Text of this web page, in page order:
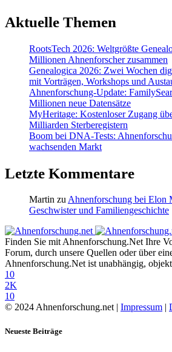
Aktuelle Themen
RootsTech 2026: Weltgrößte
Millionen Ahnenforscher zusammen
Genealogica 2026: Zwei Wochen
mit Vorträgen, Workshops und
Ahnenforschung-Update:
Millionen neue Datensätze
MyHeritage: Kostenloser Zugang
Milliarden Sterberegistern
Boom bei DNA-Tests:
wachsenden Markt
Letzte Kommentare
Martin zu Ahnenforschung bei Elon
Geschwister und Familiengeschichte
Finden Sie mit Ahnenforschung.Net Ihre
Forum, durch unsere Quellen oder über
Ahnenforschung.Net ist unabhängig,
10
2K
10
© 2024 Ahnenforschung.net | Impressum |
Neueste Beiträge